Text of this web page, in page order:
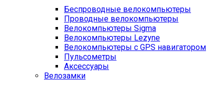
Беспроводные велокомпьютеры
Проводные велокомпьютеры
Велокомпьютеры Sigma
Велокомпьютеры Lezyne
Велокомпьютеры с GPS навигатором
Пульсометры
Аксессуары
Велозамки